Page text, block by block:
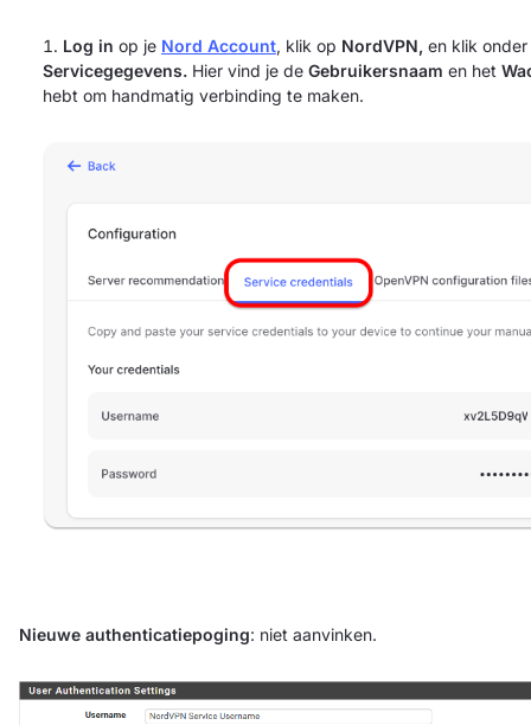
Log in op je Nord Account, klik op NordVPN, en klik onder
Servicegegevens. Hier vind je de Gebruikersnaam en het
hebt om handmatig verbinding te maken.
Nieuwe authenticatiepoging: niet aanvinken.